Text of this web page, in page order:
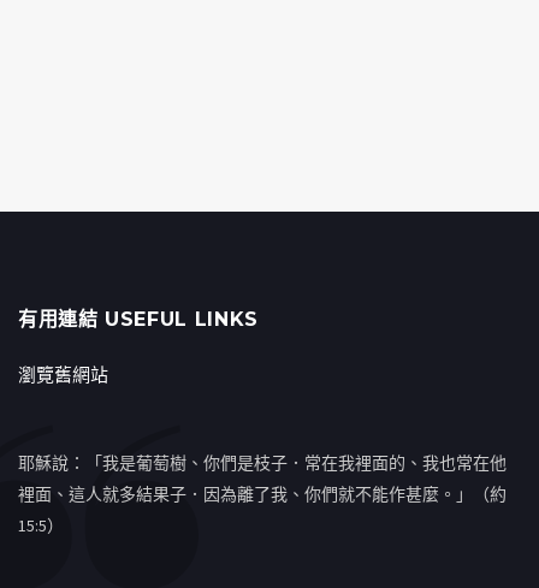
有用連結 USEFUL LINKS
瀏覽舊網站
耶穌說：「我是葡萄樹、你們是枝子．常在我裡面的、我也常在他
裡面、這人就多結果子．因為離了我、你們就不能作甚麼。」（約
15:5）